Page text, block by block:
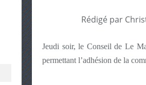
Rédigé par
Jeudi soir, le Conseil de Le
permettant l’adhésion de la